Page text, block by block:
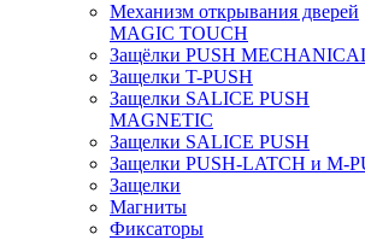
Механизм открывания дверей
MAGIC TOUCH
Защёлки PUSH
Защелки T-PUSH
Защелки SALICE PUSH
MAGNETIC
Защелки SALICE PUSH
Защелки PUSH-LATCH и M-
Защелки
Магниты
Фиксаторы